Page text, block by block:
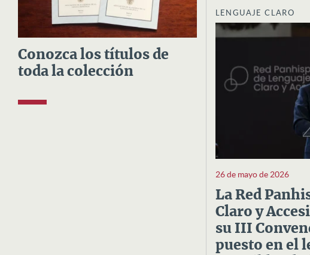
Conozca los títulos de
toda la colección
LENGUAJE CLARO
26 de mayo de 2026
La Red
Claro y
su III
puesto en el